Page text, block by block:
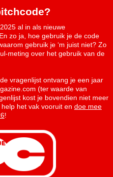
al in als nieuwe
zo ja, hoe gebruik je de code
gebruik je ‘m juist niet? Zo
meting over het gebruik van de
vragenlijst ontvang je een jaar
(ter waarde van
kost je bovendien niet meer
het vak vooruit en doe mee
!